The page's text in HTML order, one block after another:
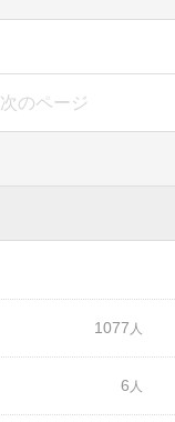
次のページ
1077
6